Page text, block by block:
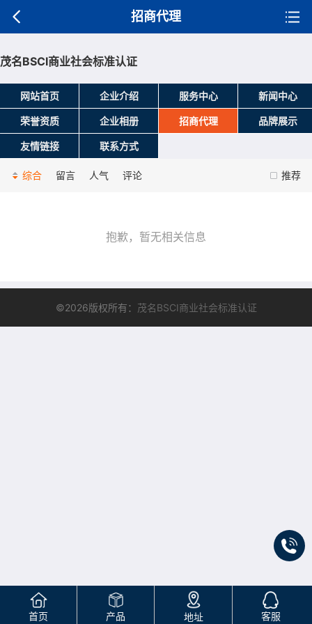
招商代理
茂名BSCI商业社会标准认证
网站首页 企业介绍 服务中心 新闻中心
荣誉资质 企业相册 招商代理 品牌展示
友情链接 联系方式
推荐
综合 留言 人气 评论
抱歉，暂无相关信息
©2026版权所有： 茂名BSCI商业社会标准认证
首页 产品 地址 客服